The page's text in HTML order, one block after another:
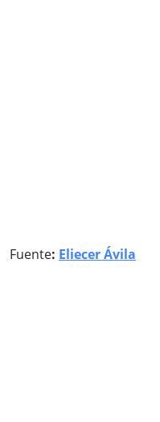
Fuente: Eliecer Ávila